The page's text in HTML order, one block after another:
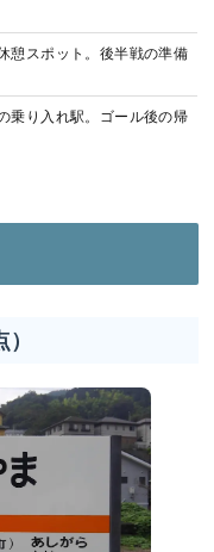
憩スポット。後半戦の準備
乗り入れ駅。ゴール後の帰